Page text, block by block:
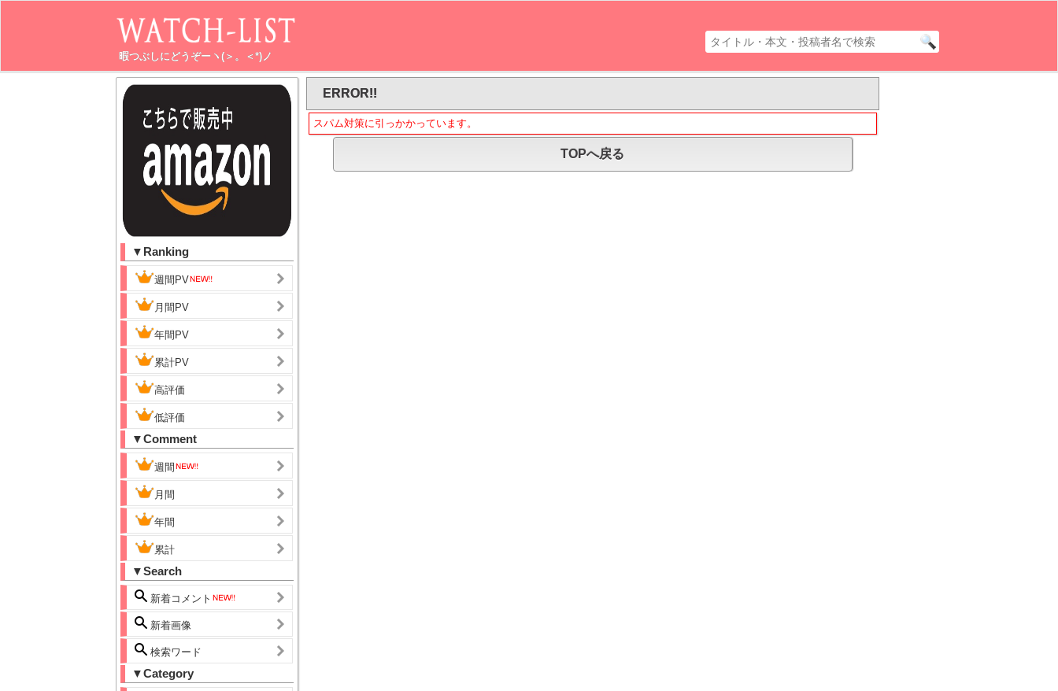
暇つぶしにどうぞーヽ(＞。＜*)ノ
▼Ranking
週間PV
月間PV
年間PV
累計PV
高評価
低評価
▼Comment
週間
月間
年間
累計
▼Search
新着コメント
新着画像
検索ワード
▼Category
ERROR!!
スパム対策に引っかかっています。
TOPへ戻る